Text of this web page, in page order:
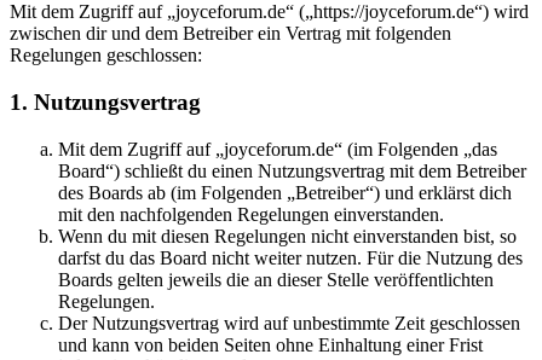
Mit dem Zugriff auf „joyceforum.de“ („https://joyceforum.de“) wird
zwischen dir und dem Betreiber ein Vertrag mit folgenden
Regelungen geschlossen:
1. Nutzungsvertrag
Mit dem Zugriff auf „joyceforum.de“ (im Folgenden „das
Board“) schließt du einen Nutzungsvertrag mit dem Betreiber
des Boards ab (im Folgenden „Betreiber“) und erklärst dich
mit den nachfolgenden Regelungen einverstanden.
Wenn du mit diesen Regelungen nicht einverstanden bist, so
darfst du das Board nicht weiter nutzen. Für die Nutzung des
Boards gelten jeweils die an dieser Stelle veröffentlichten
Regelungen.
Der Nutzungsvertrag wird auf unbestimmte Zeit geschlossen
und kann von beiden Seiten ohne Einhaltung einer Frist